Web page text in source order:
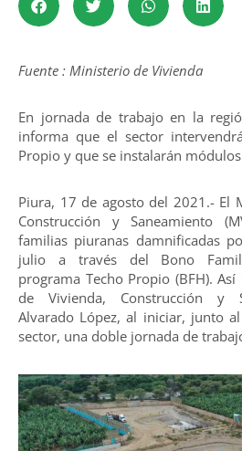
Fuente : Ministerio de Vivienda
En jornada de trabajo en la
informa que el sector
Propio y que se instalarán
Piura, 17 de agosto del 2021.- El
Construcción y Saneamiento
familias piuranas damnificadas
julio a través del Bono
programa Techo Propio (BFH).
de Vivienda, Construcción y
Alvarado López, al iniciar, junto
sector, una doble jornada de